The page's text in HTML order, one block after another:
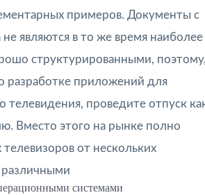
примеров. Документы с
являются в то же время наиболее
структурированными,
разработке приложений для
телевидения, проведите отпуск
Вместо этого на рынке полно
от нескольких
различными
системами